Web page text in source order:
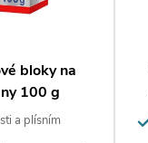
bloky na
100 g
a plísním